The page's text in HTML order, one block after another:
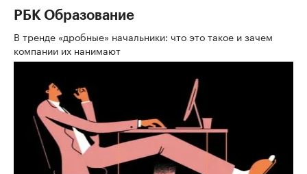
РБК Образование
В тренде «дробные» начальники: что это такое и зачем
компании их нанимают